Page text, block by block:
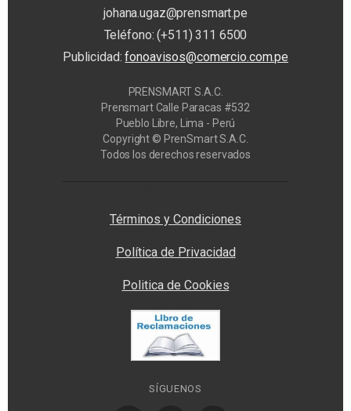
johana.ugaz@prensmart.pe
Teléfono: (+511) 311 6500
Publicidad:fonoavisos@comercio.com.pe
PRENSMART S.A.C.
Prensmart Calle Paracas #532
Pueblo Libre, Lima - Perú
Copyright © PrenSmart S.A.C.
Todos los derechos reservados
Términos y Condiciones
Política de Privacidad
Politica de Cookies
SÍGUENOS